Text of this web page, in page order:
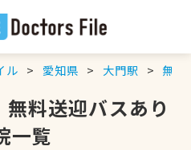
ル 愛知県 大門駅 無料
料送迎バスあり
一覧